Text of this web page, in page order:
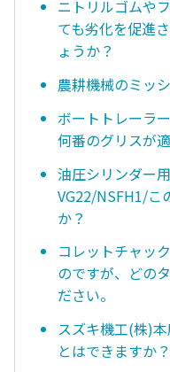
ニトリルゴムや
ても劣化を促進
ょうか？
農耕機械のミッ
ボートトレーラ
何番のグリスが
油圧シリンダー
VG22/NSFH1/こ
か？
コレットチャッ
のですが、どの
ださい。
スズキ機工(株)
とはできますか？